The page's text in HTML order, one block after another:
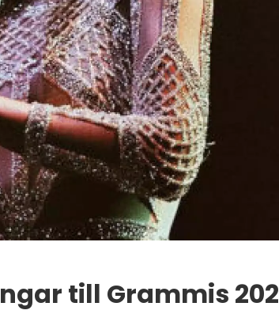
till Grammis